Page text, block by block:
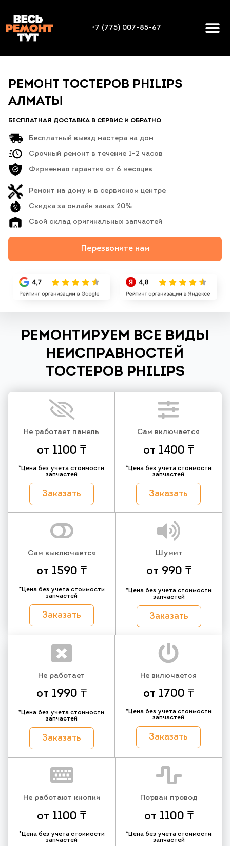
+7 (775) 007-85-67
РЕМОНТ ТОСТЕРОВ PHILIPS
АЛМАТЫ
БЕСПЛАТНАЯ ДОСТАВКА В СЕРВИС И ОБРАТНО
Бесплатный выезд мастера на дом
Срочный ремонт в течение 1-2 часов
Фирменная гарантия от 6 месяцев
Ремонт на дому и в сервисном центре
Скидка за онлайн заказ 20%
Свой склад оригинальных запчастей
Перезвоните нам
РЕМОНТИРУЕМ ВСЕ ВИДЫ
НЕИСПРАВНОСТЕЙ
ТОСТЕРОВ PHILIPS
Не работает панель
от 1100 ₸
*Цена без учета стоимости
запчастей
Заказать
Сам включается
от 1400 ₸
*Цена без учета стоимости
запчастей
Заказать
Сам выключается
от 1590 ₸
*Цена без учета стоимости
запчастей
Заказать
Шумит
от 990 ₸
*Цена без учета стоимости
запчастей
Заказать
Не работает
от 1990 ₸
*Цена без учета стоимости
запчастей
Заказать
Не включается
от 1700 ₸
*Цена без учета стоимости
запчастей
Заказать
Не работают кнопки
от 1100 ₸
*Цена без учета стоимости
запчастей
Порван провод
от 1100 ₸
*Цена без учета стоимости
запчастей